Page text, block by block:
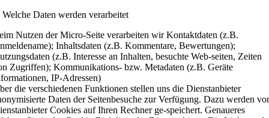
Welche Daten werden verarbeitet
Nutzen der Micro-Seite verarbeiten wir Kontaktdaten (z.B.
Inhaltsdaten (z.B. Kommentare, Bewertungen);
(z.B. Interesse an Inhalten, besuchte Web-seiten, Zeiten
Zugriffen); Kommunikations- bzw. Metadaten (z.B. Geräte
IP-Adressen)
die verschiedenen Funktionen stellen uns die Dienstanbieter
Daten der Seitenbesuche zur Verfügung. Dazu werden
Cookies auf Ihren Rechner ge-speichert. Genaueres